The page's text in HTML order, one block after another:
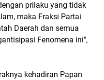
prilaku yang tidak
maka Fraksi Partai
Daerah dan semua
Fenomena ini",
kehadiran Papan